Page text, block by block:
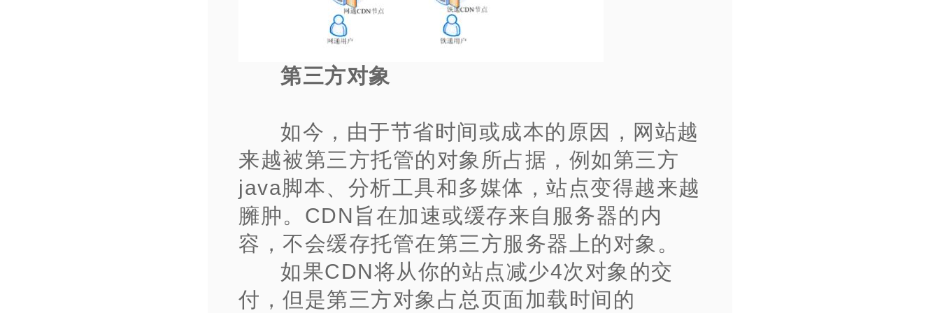
第三方对象
如今，由于节省时间或成本的原因，网站越
来越被第三方托管的对象所占据，例如第三方
java脚本、分析工具和多媒体，站点变得越来越
臃肿。CDN旨在加速或缓存来自服务器的内
容，不会缓存托管在第三方服务器上的对象。
如果CDN将从你的站点减少4次对象的交
付，但是第三方对象占总页面加载时间的